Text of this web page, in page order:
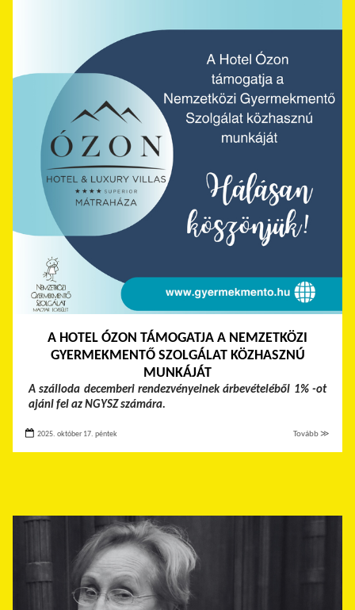
A HOTEL ÓZON TÁMOGATJA A NEMZETKÖZI
GYERMEKMENTŐ SZOLGÁLAT KÖZHASZNÚ
MUNKÁJÁT
A szálloda decemberi rendezvényeinek árbevételéből 1% -ot
ajánl fel az NGYSZ számára.
2025. október 17. péntek Tovább ≫